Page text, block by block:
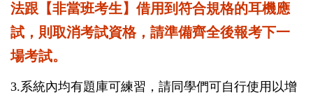
法跟【非當班考生】借用到符合規格的耳機應
試，則取消考試資格，請準備齊全後報考下一
場考試。
3.系統內均有題庫可練習，請同學們可自行使用以增